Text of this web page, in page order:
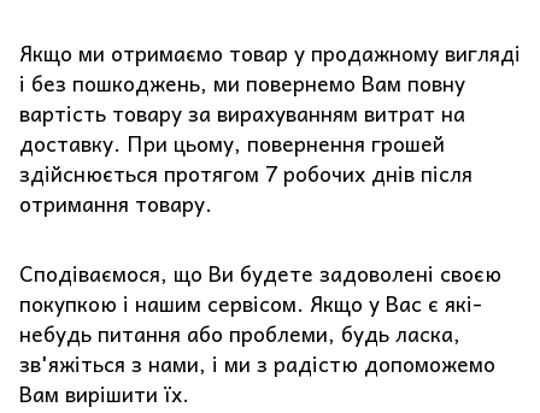
Якщо ми отримаємо товар у продажному вигляді
і без пошкоджень, ми повернемо Вам повну
вартість товару за вирахуванням витрат на
доставку. При цьому, повернення грошей
здійснюється протягом 7 робочих днів після
отримання товару.
Сподіваємося, що Ви будете задоволені своєю
покупкою і нашим сервісом. Якщо у Вас є які-
небудь питання або проблеми, будь ласка,
зв'яжіться з нами, і ми з радістю допоможемо
Вам вирішити їх.